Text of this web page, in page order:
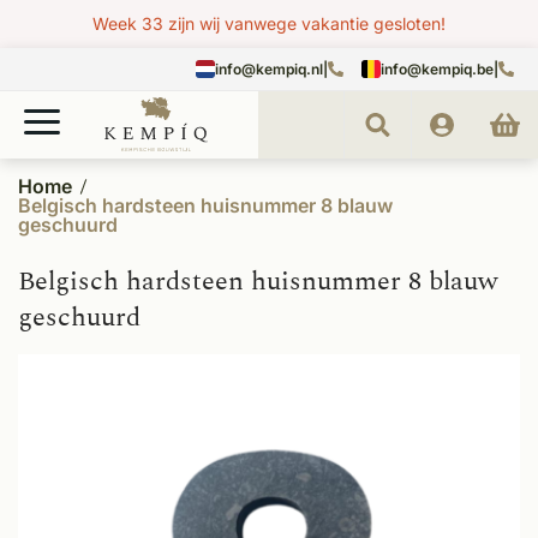
Week 33 zijn wij vanwege vakantie gesloten!
info@kempiq.nl info@kempiq.be
Home
Belgisch hardsteen huisnummer 8 blauw
geschuurd
Belgisch hardsteen huisnummer 8 blauw
geschuurd